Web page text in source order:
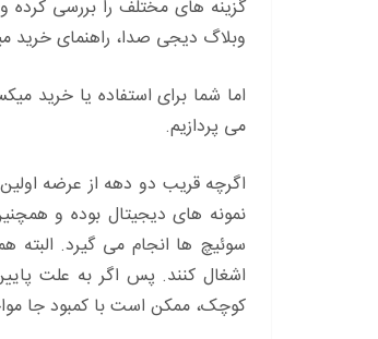
گزینه های مختلف را بررسی کرده و
وبلاگ دیجی صدا، راهنمای خرید
اما شما برای استفاده یا خرید
می پردازیم.
اگرچه قریب دو دهه از عرضه
نمونه های دیجیتال بوده و
سوئیچ ها انجام می گیرد. البته
اشغال کنند. پس اگر به علت
کوچک، ممکن است با کمبود جا